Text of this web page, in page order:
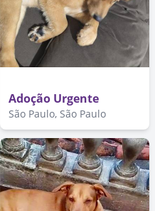
Adoção Urgente
São Paulo, São Paulo